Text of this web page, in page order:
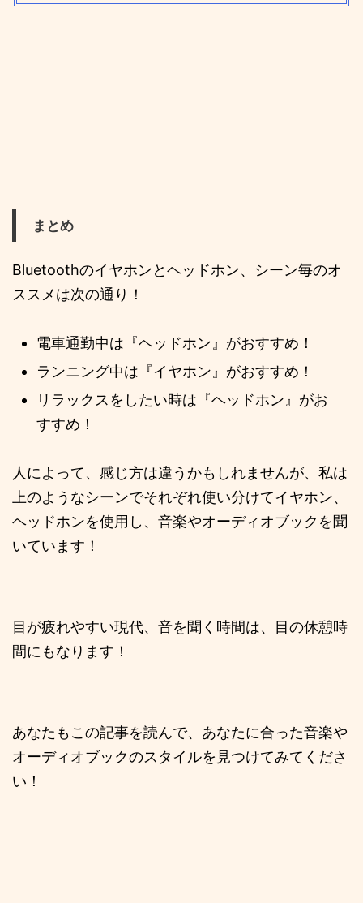
まとめ
Bluetoothのイヤホンとヘッドホン、シーン毎のオ
ススメは次の通り！
電車通勤中は『ヘッドホン』がおすすめ！
ランニング中は『イヤホン』がおすすめ！
リラックスをしたい時は『ヘッドホン』がお
すすめ！
人によって、感じ方は違うかもしれませんが、私は
上のようなシーンでそれぞれ使い分けてイヤホン、
ヘッドホンを使用し、音楽やオーディオブックを聞
いています！
目が疲れやすい現代、音を聞く時間は、目の休憩時
間にもなります！
あなたもこの記事を読んで、あなたに合った音楽や
オーディオブックのスタイルを見つけてみてくださ
い！